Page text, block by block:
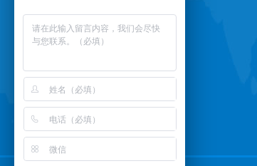
关注公众号更多惊喜